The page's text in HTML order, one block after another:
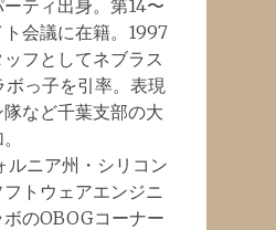
ティ出身。第14〜
会議に在籍。1997
フとしてネブラス
ボっ子を引率。表現
など千葉支部の大
ルニア州・シリコン
トウェアエンジニ
のOBOGコーナー